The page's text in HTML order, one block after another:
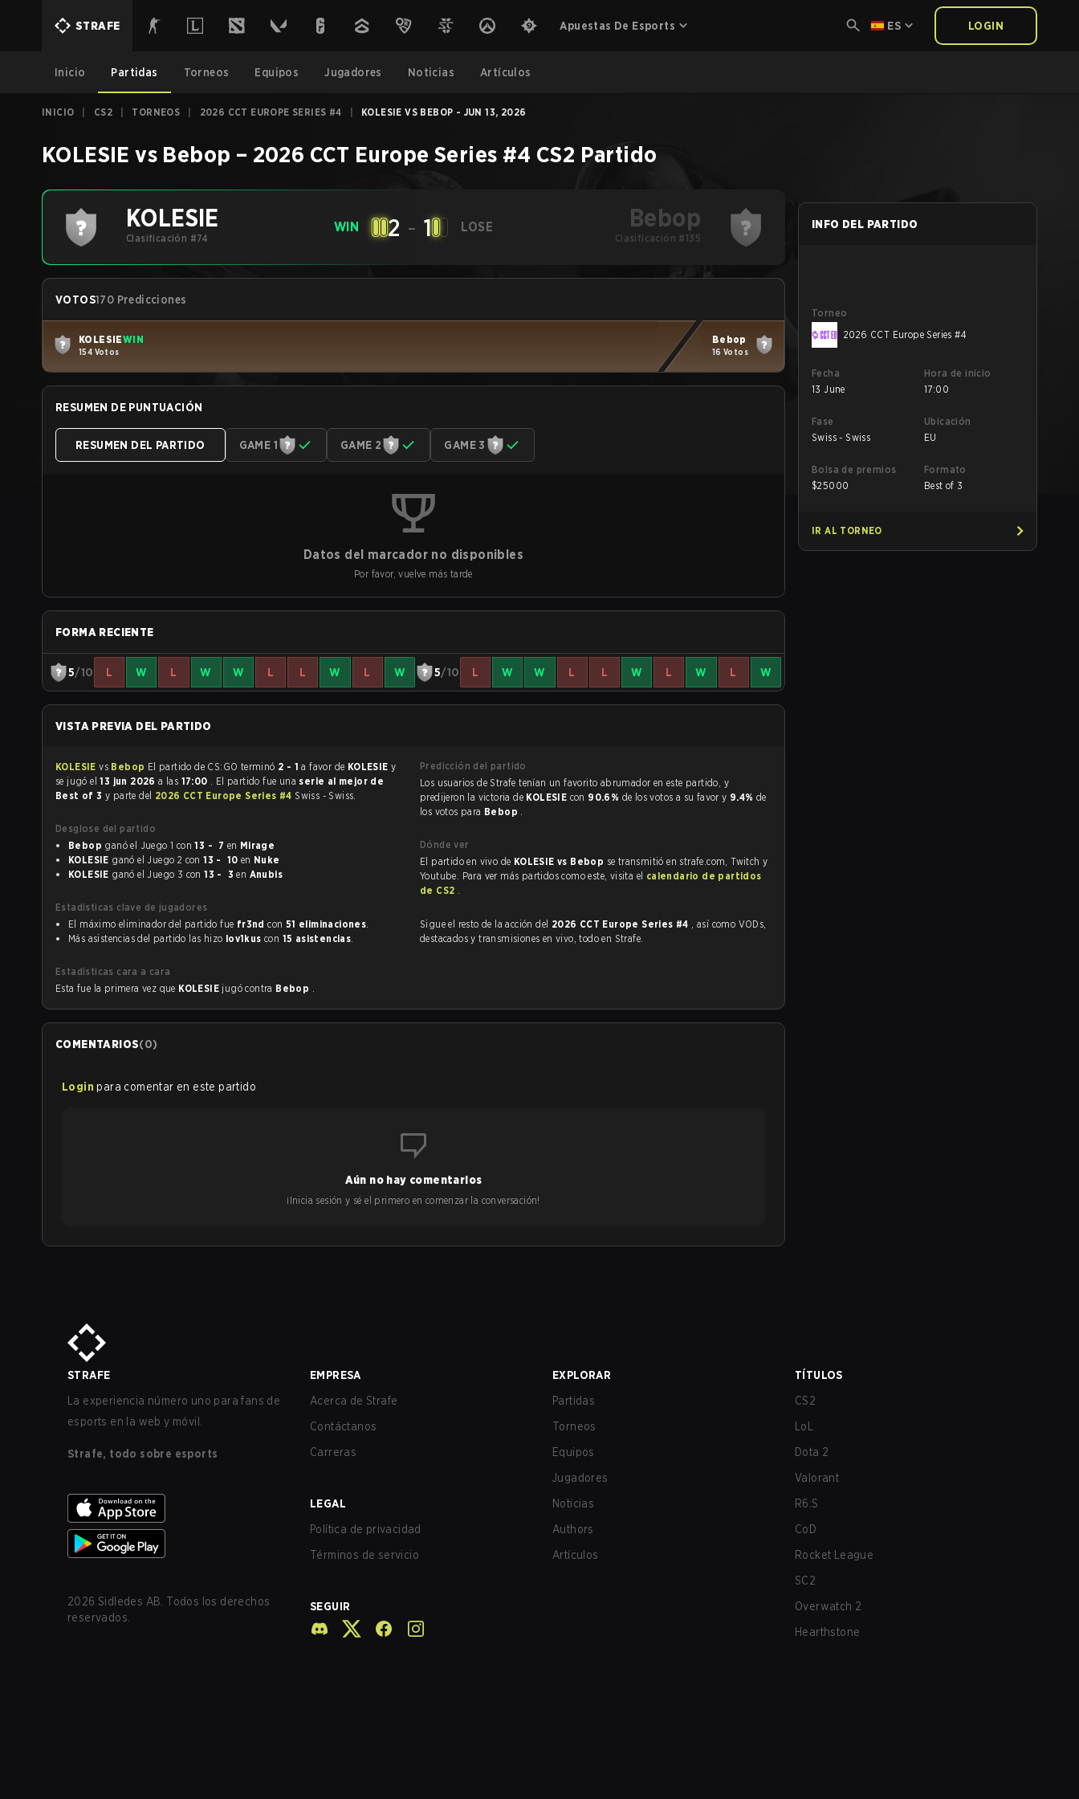
STRAFE Apuestas De Esports ES LOGIN
Inicio Partidas Torneos Equipos Jugadores Noticias Artículos
INICIO CS2 TORNEOS 2026 CCT EUROPE SERIES #4 KOLESIE VS BEBOP - JUN 13, 2026
KOLESIE vs Bebop – 2026 CCT Europe Series #4 CS2 Partido
KOLESIE
Clasificación #74
WIN 2 - 1 LOSE Bebop
Clasificación #135
VOTOS170 Predicciones
KOLESIEWIN
154 Votos
Bebop
16 Votos
RESUMEN DE PUNTUACIÓN
RESUMEN DEL PARTIDO GAME 1 GAME 2 GAME 3
Datos del marcador no disponibles
Por favor, vuelve más tarde
FORMA RECIENTE
5/10 L W L W W L L W L W 5/10 L W W L L W L W L W
VISTA PREVIA DEL PARTIDO
KOLESIEvs Bebop El partido de CS:GO terminó 2 - 1 a favor de KOLESIE y
se jugó el13 jun 2026a las 17:00 . El partido fue una serie al mejor de
Best of 3 y parte del 2026 CCT Europe Series #4 Swiss - Swiss.
Desglose del partido
Bebop
ganó el Juego 1 con 13 - 7 en Mirage
KOLESIE
ganó el Juego 2 con 13 - 10 en Nuke
KOLESIE
ganó el Juego 3 con 13 - 3 en Anubis
Estadísticas clave de jugadores
El máximo eliminador del partido fue fr3nd con 51 eliminaciones.
Más asistencias del partido las hizo lov1kus con 15 asistencias.
Estadísticas cara a cara
Esta fue la primera vez que KOLESIE jugó contra Bebop .
Predicción del partido
Los usuarios de Strafe tenían un favorito abrumador en este partido, y
predijeron la victoria de KOLESIE con 90.6% de los votos a su favor y 9.4% de
los votos para Bebop .
Dónde ver
El partido en vivo de KOLESIE vs Bebop se transmitió en strafe.com, Twitch y
Youtube. Para ver más partidos como este, visita el calendario de partidos
de CS2 .
Sigue el resto de la acción del 2026 CCT Europe Series #4 , así como VODs,
destacados y transmisiones en vivo, todo en Strafe.
COMENTARIOS(0)
Login para comentar en este partido
Aún no hay comentarios
¡Inicia sesión y sé el primero en comenzar la conversación!
INFO DEL PARTIDO
Torneo
2026 CCT Europe Series #4
Fecha
13 June
Hora de inicio
17:00
Fase
Swiss - Swiss
Ubicación
EU
Bolsa de premios
$25000
Formato
Best of 3
IR AL TORNEO
STRAFE
La experiencia número uno para fans de
esports en la web y móvil.
Strafe, todo sobre esports
2026 Sidledes AB. Todos los derechos
reservados.
EMPRESA
Acerca de Strafe
Contáctanos
Carreras
LEGAL
Política de privacidad
Términos de servicio
SEGUIR
EXPLORAR
Partidas
Torneos
Equipos
Jugadores
Noticias
Authors
Artículos
TÍTULOS
CS2
LoL
Dota 2
Valorant
R6:S
CoD
Rocket League
SC2
Overwatch 2
Hearthstone